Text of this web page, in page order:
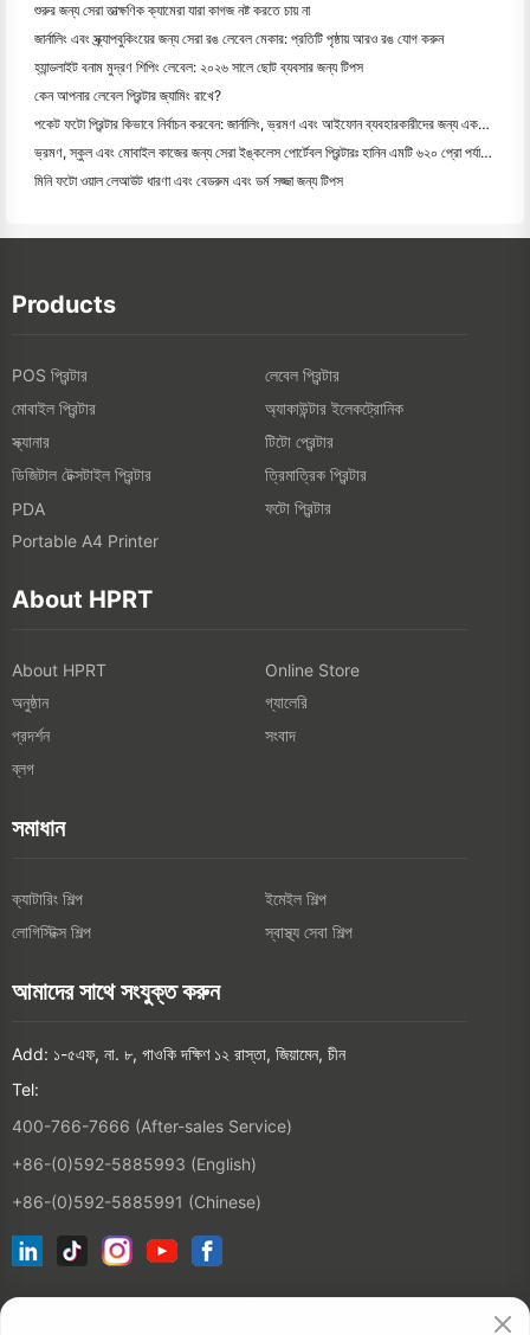
শুরুর জন্য সেরা তাত্ক্ষণিক ক্যামেরা যারা কাগজ নষ্ট করতে চায় না
জার্নালিং এবং স্ক্র্যাপবুকিংয়ের জন্য সেরা রঙ লেবেল মেকার: প্রতিটি পৃষ্ঠায় আরও রঙ যোগ করুন
হ্যান্ডলাইট বনাম মুদ্রণ শিপিং লেবেল: ২০২৬ সালে ছোট ব্যবসার জন্য টিপস
কেন আপনার লেবেল প্রিন্টার জ্যামিং রাখে?
পকেট ফটো প্রিন্টার কিভাবে নির্বাচন করবেন: জার্নালিং, ভ্রমণ এবং আইফোন ব্যবহারকারীদের জন্য একটি সম্পূর্ণ গাই
ভ্রমণ, স্কুল এবং মোবাইল কাজের জন্য সেরা ইঙ্কলেস পোর্টেবল প্রিন্টারঃ হানিন এমটি ৬২০ প্রো পর্যালোচনা
মিনি ফটো ওয়াল লেআউট ধারণা এবং বেডরুম এবং ডর্ম সজ্জা জন্য টিপস
Products
POS প্রিন্টার
লেবেল প্রিন্টার
মোবাইল প্রিন্টার
অ্যাকাউন্টার ইলেকট্রোনিক
স্ক্যানার
টিটো প্রেন্টার
ডিজিটাল টেক্সটাইল প্রিন্টার
ত্রিমাত্রিক প্রিন্টার
PDA
ফটো প্রিন্টার
Portable A4 Printer
About HPRT
About HPRT
Online Store
অনুষ্ঠান
গ্যালেরি
প্রদর্শন
সংবাদ
ব্লগ
সমাধান
ক্যাটারিং শিল্প
ইমেইল শিল্প
লোগিস্টিক্স শিল্প
স্বাস্থ্য সেবা শিল্প
আমাদের সাথে সংযুক্ত করুন
Add: ১-৫এফ, না. ৮, গাওকি দক্ষিণ ১২ রাস্তা, জিয়ামেন, চীন
Tel:
400-766-7666 (After-sales Service)
+86-(0)592-5885993 (English)
+86-(0)592-5885991 (Chinese)